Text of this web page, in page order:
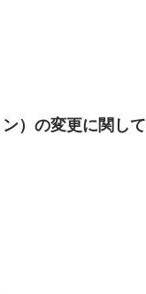
）の変更に関して